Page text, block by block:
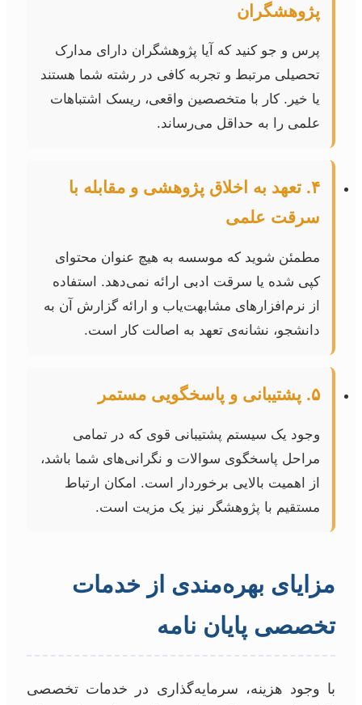
پژوهشگران
پرس و جو کنید که آیا پژوهشگران دارای مدارک
تحصیلی مرتبط و تجربه کافی در رشته شما هستند
یا خیر. کار با متخصصین واقعی، ریسک اشتباهات
علمی را به حداقل می‌رساند.
۴. تعهد به اخلاق پژوهشی و مقابله با
سرقت علمی
مطمئن شوید که موسسه به هیچ عنوان محتوای
کپی شده یا سرقت ادبی ارائه نمی‌دهد. استفاده
از نرم‌افزارهای مشابهت‌یاب و ارائه گزارش آن به
دانشجو، نشانه‌ی تعهد به اصالت کار است.
۵. پشتیبانی و پاسخگویی مستمر
وجود یک سیستم پشتیبانی قوی که در تمامی
مراحل پاسخگوی سوالات و نگرانی‌های شما باشد،
از اهمیت بالایی برخوردار است. امکان ارتباط
مستقیم با پژوهشگر نیز یک مزیت است.
مزایای بهره‌مندی از خدمات
تخصصی پایان نامه
با وجود هزینه، سرمایه‌گذاری در خدمات تخصصی